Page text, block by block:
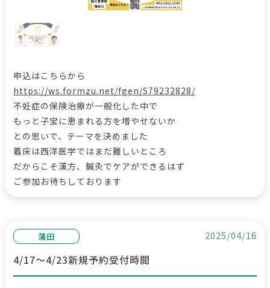
申込はこちらから
https://ws.formzu.net/fgen/S79232828/
不妊症の保険治療が一般化した中で
もっと子宝に恵まれる方を増やせないか
との思いで、テーマを決めました
着床は西洋医学ではまだ難しいところ
だからこそ漢方、鍼灸でケアができるはず
ご参加お待ちしております
蒲田 2025/04/16
4/17～4/23新規予約受付時間